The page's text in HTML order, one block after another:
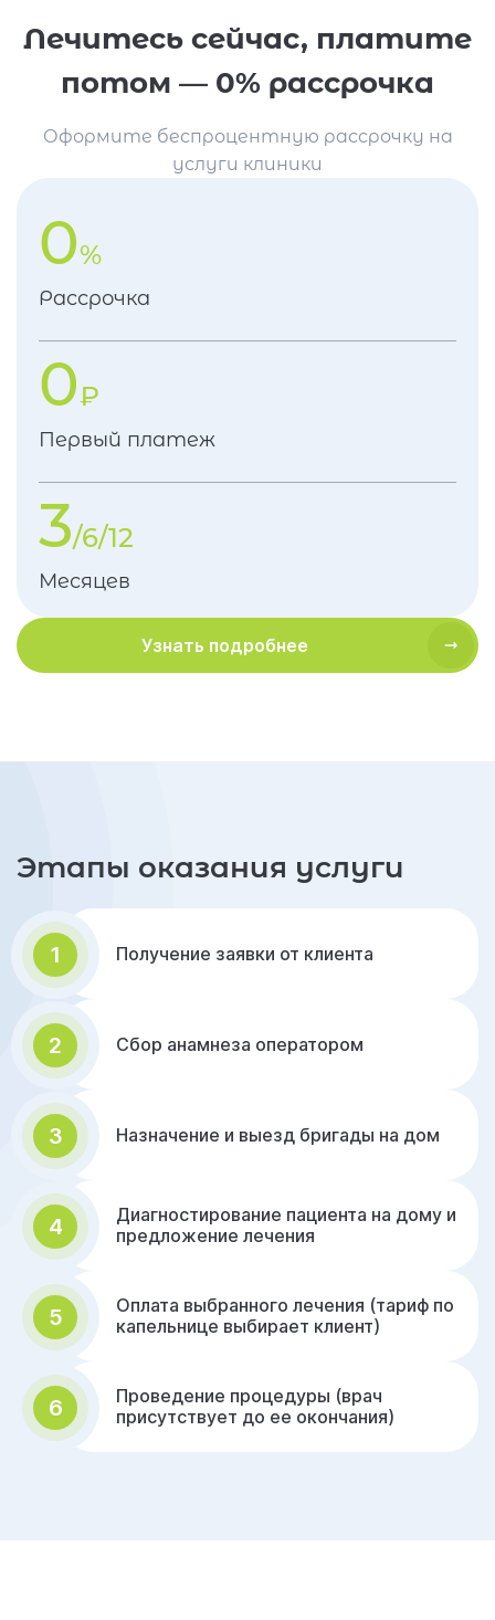
Лечитесь сейчас, платите
потом — 0% рассрочка
Оформите беспроцентную рассрочку на
услуги клиники
0%
Рассрочка
0₽
Первый платеж
3/6/12
Месяцев
Узнать подробнее
Этапы оказания услуги
1 Получение заявки от клиента
2 Сбор анамнеза оператором
3 Назначение и выезд бригады на дом
4
Диагностирование пациента на дому и
предложение лечения
5
Оплата выбранного лечения (тариф по
капельнице выбирает клиент)
6
Проведение процедуры (врач
присутствует до ее окончания)